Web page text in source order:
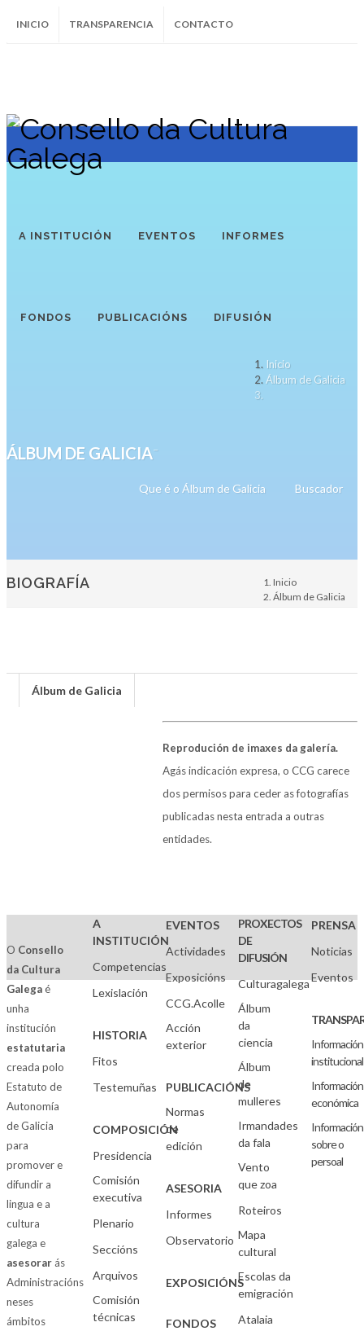
INICIO TRANSPARENCIA CONTACTO
InstagramFacebookTwitter Soundcloud
Youtube
A INSTITUCIÓN EVENTOS INFORMES
FONDOS PUBLICACIÓNS DIFUSIÓN
ÁLBUM DE GALICIA
Que é o Álbum de Galicia Buscador
-
Inicio
Álbum de Galicia
BIOGRAFÍA
Inicio
Álbum de Galicia
Álbum de Galicia
Reprodución de imaxes da galería.
Agás indicación expresa, o CCG carece
dos permisos para ceder as fotografías
publicadas nesta entrada a outras
entidades.
O Consello
da Cultura
Galegaé
unha
institución
estatutaria
creada polo
Estatuto de
Autonomía
de Galicia
para
promover e
difundir a
lingua e a
cultura
galega e
asesorarás
Administracións
neses
ámbitos
A
INSTITUCIÓN
Competencias
Lexislación
HISTORIA
Fitos
Testemuñas
COMPOSICIÓN
Presidencia
Comisión
executiva
Plenario
Seccións
Arquivos
Comisión
técnicas
EVENTOS
Actividades
Exposicións
CCG.Acolle
Acción
exterior
PUBLICACIÓNS
Normas
de
edición
ASESORIA
Informes
Observatorio
EXPOSICIÓNS
FONDOS
PROXECTOS
DE
DIFUSIÓN
Culturagalega
Álbum
da
ciencia
Álbum
de
mulleres
Irmandades
da fala
Vento
que zoa
Roteiros
Mapa
cultural
Escolas da
emigración
Atalaia
PRENSA
Noticias
Eventos
Información
institucional
Información
económica
Información
sobre o
persoal